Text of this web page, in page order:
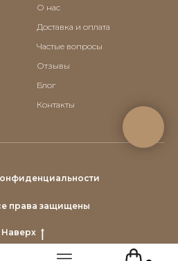
О нас
Доставка и оплата
Частые вопросы
Отзывы
Блог
Контакты
права защищены
Наверх